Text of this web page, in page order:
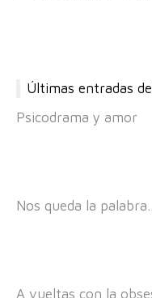
Últimas entradas
Psicodrama y amor
Nos queda la
A vueltas con la